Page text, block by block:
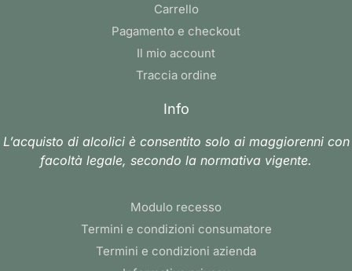
Carrello
Pagamento e checkout
Il mio account
Traccia ordine
Info
L’acquisto di alcolici è consentito solo ai maggiorenni con
facoltà legale, secondo la normativa vigente.
Modulo recesso
Termini e condizioni consumatore
Termini e condizioni azienda